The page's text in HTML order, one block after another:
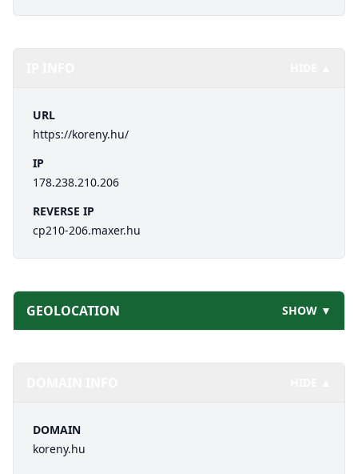
URL
https://koreny.hu/
IP
178.238.210.206
REVERSE IP
cp210-206.maxer.hu
GEOLOCATION SHOW ▼
DOMAIN
koreny.hu